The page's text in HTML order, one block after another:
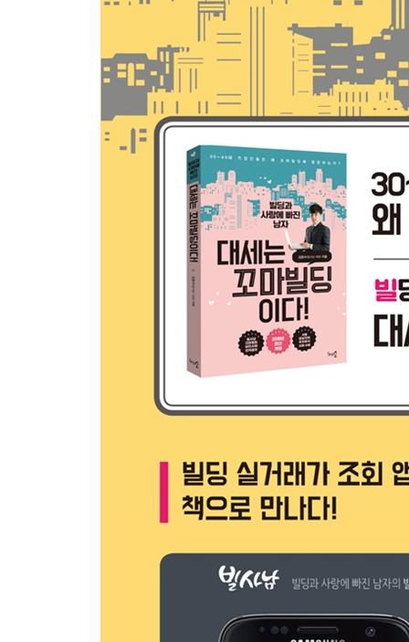
제4장 빌딩 투자 핵심노하우
1. 사람이 모이는 곳에 투자하라
2. 리모델링으로 빌딩에 활기를 불어 넣어라
3. 노후화된 건물을 싸게 매입해 신축하라
4. 임차인 재구성으로 건물 가치를 높여라
5. 계약에 앞서 머뭇거리지 마라
6. 앵커 테넌트로 고객을 유인하라
[꼬마빌딩 성공사례 ④] 임대료 낼 돈으로 건물 매
제5장 빌딩 투자 실전노하우
1. 꼬마빌딩 계약 전후 체크리스트
2. 관리비 절감과 임차인 관리
3. 빌딩과 관련된 세금
제6장 빌딩투자, 실패에서 배운다
1. 수익률의 함정에 빠지지 마라
2. 팔방미인 빌딩을 조심하라
제7장 실전! 꼬마빌딩 투자 따라하기
Step 1 꼬마빌딩 매입에 앞서
Step 3 본격적인 꼬마빌딩 투자
부록 강남지역 투자분석 - 강남에 투자하라